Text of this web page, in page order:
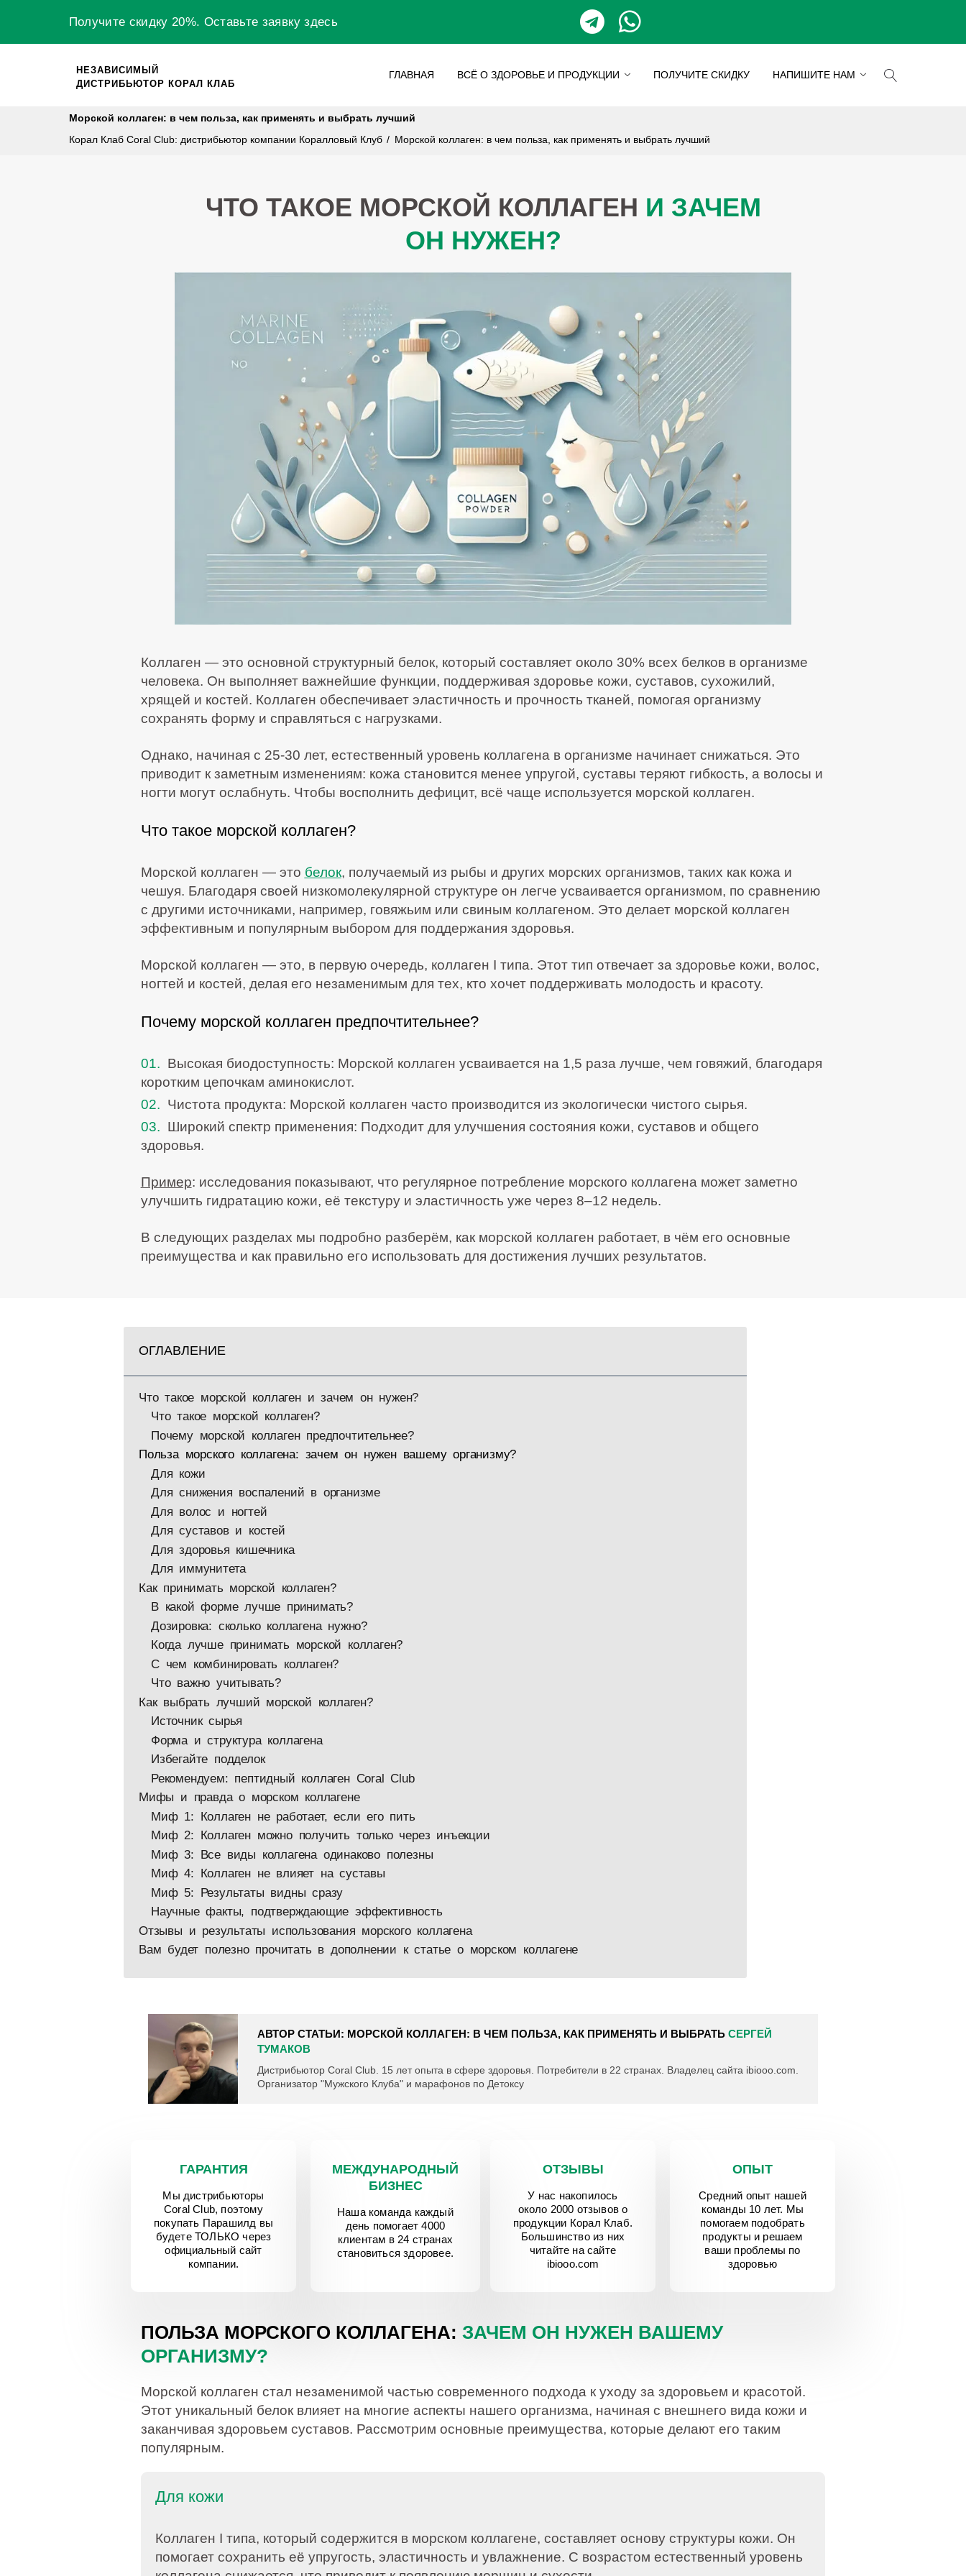
Получите скидку 20%. Оставьте заявкуздесь
НЕЗАВИСИМЫЙ
ДИСТРИБЬЮТОР КОРАЛ КЛАБ
ГЛАВНАЯ ВСЁ О ЗДОРОВЬЕ И ПРОДУКЦИИ ПОЛУЧИТЕ СКИДКУ НАПИШИТЕ НАМ
Морской коллаген: в чем польза, как применять и выбрать лучший
Корал Клаб Coral Club: дистрибьютор компании Коралловый Клуб / Морской коллаген: в чем польза, как применять и выбрать лучший
ЧТО ТАКОЕ МОРСКОЙ КОЛЛАГЕН И ЗАЧЕМ
ОН НУЖЕН?
Коллаген — это основной структурный белок, который составляет около 30% всех белков в организме
человека. Он выполняет важнейшие функции, поддерживая здоровье кожи, суставов, сухожилий,
хрящей и костей. Коллаген обеспечивает эластичность и прочность тканей, помогая организму
сохранять форму и справляться с нагрузками.
Однако, начиная с 25-30 лет, естественный уровень коллагена в организме начинает снижаться. Это
приводит к заметным изменениям: кожа становится менее упругой, суставы теряют гибкость, а волосы и
ногти могут ослабнуть. Чтобы восполнить дефицит, всё чаще используется морской коллаген.
Что такое морской коллаген?
Морской коллаген — это белок, получаемый из рыбы и других морских организмов, таких как кожа и
чешуя. Благодаря своей низкомолекулярной структуре он легче усваивается организмом, по сравнению
с другими источниками, например, говяжьим или свиным коллагеном. Это делает морской коллаген
эффективным и популярным выбором для поддержания здоровья.
Морской коллаген — это, в первую очередь, коллаген I типа. Этот тип отвечает за здоровье кожи, волос,
ногтей и костей, делая его незаменимым для тех, кто хочет поддерживать молодость и красоту.
Почему морской коллаген предпочтительнее?
Высокая биодоступность: Морской коллаген усваивается на 1,5 раза лучше, чем говяжий, благодаря
коротким цепочкам аминокислот.
Чистота продукта: Морской коллаген часто производится из экологически чистого сырья.
Широкий спектр применения: Подходит для улучшения состояния кожи, суставов и общего
здоровья.
Пример: исследования показывают, что регулярное потребление морского коллагена может заметно
улучшить гидратацию кожи, её текстуру и эластичность уже через 8–12 недель.
В следующих разделах мы подробно разберём, как морской коллаген работает, в чём его основные
преимущества и как правильно его использовать для достижения лучших результатов.
ОГЛАВЛЕНИЕ
Что такое морской коллаген и зачем он нужен?
Что такое морской коллаген?
Почему морской коллаген предпочтительнее?
Польза морского коллагена: зачем он нужен вашему организму?
Для кожи
Для снижения воспалений в организме
Для волос и ногтей
Для суставов и костей
Для здоровья кишечника
Для иммунитета
Как принимать морской коллаген?
В какой форме лучше принимать?
Дозировка: сколько коллагена нужно?
Когда лучше принимать морской коллаген?
С чем комбинировать коллаген?
Что важно учитывать?
Как выбрать лучший морской коллаген?
Источник сырья
Форма и структура коллагена
Избегайте подделок
Рекомендуем: пептидный коллаген Coral Club
Мифы и правда о морском коллагене
Миф 1: Коллаген не работает, если его пить
Миф 2: Коллаген можно получить только через инъекции
Миф 3: Все виды коллагена одинаково полезны
Миф 4: Коллаген не влияет на суставы
Миф 5: Результаты видны сразу
Научные факты, подтверждающие эффективность
Отзывы и результаты использования морского коллагена
Вам будет полезно прочитать в дополнении к статье о морском коллагене
АВТОР СТАТЬИ: МОРСКОЙ КОЛЛАГЕН: В ЧЕМ ПОЛЬЗА, КАК ПРИМЕНЯТЬ И ВЫБРАТЬ СЕРГЕЙ
ТУМАКОВ
Дистрибьютор Coral Club. 15 лет опыта в сфере здоровья. Потребители в 22 странах. Владелец сайта ibiooo.com.
Организатор "Мужского Клуба" и марафонов по Детоксу
ГАРАНТИЯ
Мы дистрибьюторы
Coral Club, поэтому
покупать Парашилд вы
будете ТОЛЬКО через
официальный сайт
компании.
МЕЖДУНАРОДНЫЙ
БИЗНЕС
Наша команда каждый
день помогает 4000
клиентам в 24 странах
становиться здоровее.
ОТЗЫВЫ
У нас накопилось
около 2000 отзывов о
продукции Корал Клаб.
Большинство из них
читайте на сайте
ibiooo.com
ОПЫТ
Средний опыт нашей
команды 10 лет. Мы
помогаем подобрать
продукты и решаем
ваши проблемы по
здоровью
ПОЛЬЗА МОРСКОГО КОЛЛАГЕНА: ЗАЧЕМ ОН НУЖЕН ВАШЕМУ
ОРГАНИЗМУ?
Морской коллаген стал незаменимой частью современного подхода к уходу за здоровьем и красотой.
Этот уникальный белок влияет на многие аспекты нашего организма, начиная с внешнего вида кожи и
заканчивая здоровьем суставов. Рассмотрим основные преимущества, которые делают его таким
популярным.
Для кожи
Коллаген I типа, который содержится в морском коллагене, составляет основу структуры кожи. Он
помогает сохранить её упругость, эластичность и увлажнение. С возрастом естественный уровень